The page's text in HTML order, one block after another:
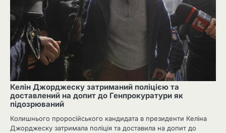
Келін Джорджеску затриманий поліцією та
доставлений на допит до Генпрокуратури як
підозрюваний
Колишнього проросійського кандидата в президенти Келіна
Джорджеску затримала поліція та доставила на допит до